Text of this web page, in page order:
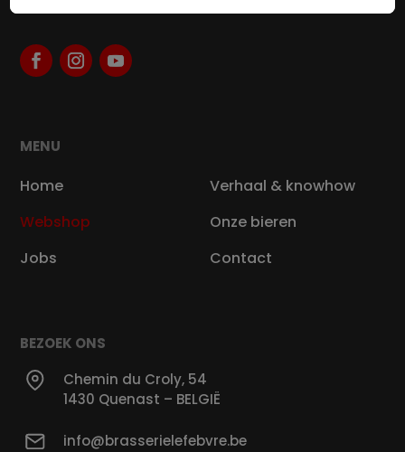
MENU
Home
Verhaal & knowhow
Webshop
Onze bieren
Jobs
Contact
BEZOEK ONS
Chemin du Croly, 54
1430 Quenast – BELGIË
info@brasserielefebvre.be